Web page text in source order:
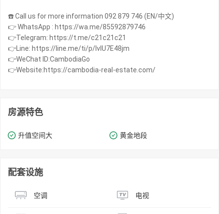
☎️ Call us for more information 092 879 746 (EN/中文)
👉 WhatsApp : https://wa.me/85592879746
👉Telegram: https://t.me/c21c21c21
👉Line: https://line.me/ti/p/IvIU7E48jm
👉WeChat ID:CambodiaGo
👉Website:https://cambodia-real-estate.com/
房源特色
升值空间大 黄金地段
配套设施
空调 电视